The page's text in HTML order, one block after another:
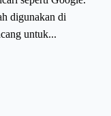
digunakan di
untuk...